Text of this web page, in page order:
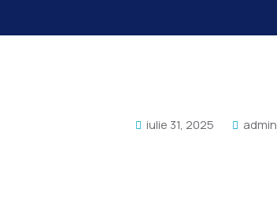
iulie 31, 2025
admin